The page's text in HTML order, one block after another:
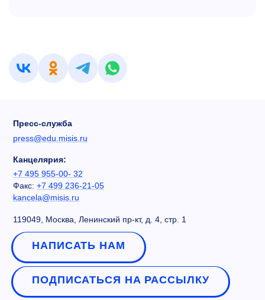
Пресс-служба
press@edu.misis.ru
Канцелярия:
+7 495 955-00- 32
Факс: +7 499 236-21-05
kancela@misis.ru
119049, Москва, Ленинский пр-кт, д. 4, стр. 1
НАПИСАТЬ НАМ
ПОДПИСАТЬСЯ НА РАССЫЛКУ